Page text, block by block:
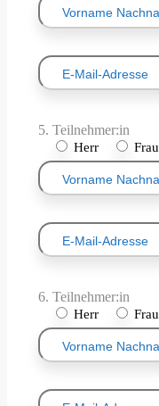
5. Teilnehmer:in
Herr Frau
6. Teilnehmer:in
Herr Frau